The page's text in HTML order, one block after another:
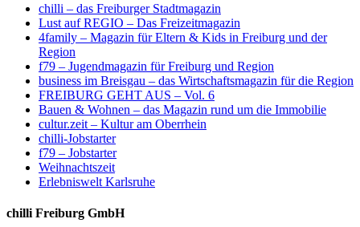
chilli – das Freiburger Stadtmagazin
Lust auf REGIO – Das Freizeitmagazin
4family – Magazin für Eltern & Kids in Freiburg und der
Region
f79 – Jugendmagazin für Freiburg und Region
business im Breisgau – das Wirtschaftsmagazin für die Region
FREIBURG GEHT AUS – Vol. 6
Bauen & Wohnen – das Magazin rund um die Immobilie
cultur.zeit – Kultur am Oberrhein
chilli-Jobstarter
f79 – Jobstarter
Weihnachtszeit
Erlebniswelt Karlsruhe
chilli Freiburg GmbH